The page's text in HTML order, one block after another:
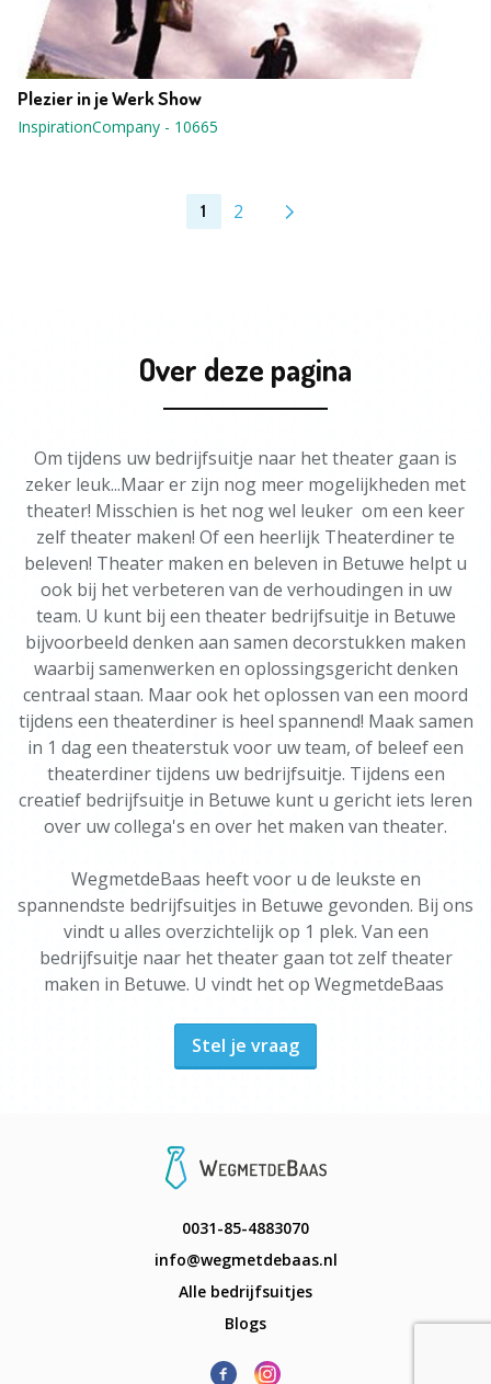
Plezier in je Werk Show
InspirationCompany - 10665
1 2
Over deze pagina
Om tijdens uw bedrijfsuitje naar het theater gaan is
zeker leuk...Maar er zijn nog meer mogelijkheden met
theater! Misschien is het nog wel leuker om een keer
zelf theater maken! Of een heerlijk Theaterdiner te
beleven! Theater maken en beleven in Betuwe helpt u
ook bij het verbeteren van de verhoudingen in uw
team. U kunt bij een theater bedrijfsuitje in Betuwe
bijvoorbeeld denken aan samen decorstukken maken
waarbij samenwerken en oplossingsgericht denken
centraal staan. Maar ook het oplossen van een moord
tijdens een theaterdiner is heel spannend! Maak samen
in 1 dag een theaterstuk voor uw team, of beleef een
theaterdiner tijdens uw bedrijfsuitje. Tijdens een
creatief bedrijfsuitje in Betuwe kunt u gericht iets leren
over uw collega's en over het maken van theater.
WegmetdeBaas heeft voor u de leukste en
spannendste bedrijfsuitjes in Betuwe gevonden. Bij ons
vindt u alles overzichtelijk op 1 plek. Van een
bedrijfsuitje naar het theater gaan tot zelf theater
maken in Betuwe. U vindt het op WegmetdeBaas
Stel je vraag
0031-85-4883070
info@wegmetdebaas.nl
Alle bedrijfsuitjes
Blogs